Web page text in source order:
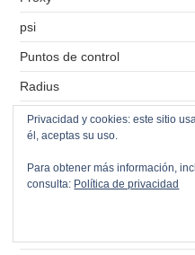
psi
Puntos de control
Radius
RAID-0
RAID-1
RAID-5
Privacidad y cookies: este sitio
él, aceptas su uso.
Para obtener más información,
consulta: Política de privacidad